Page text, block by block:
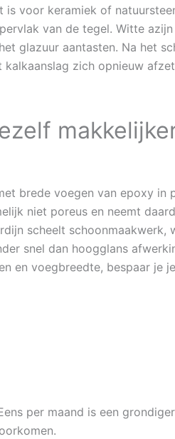
voor keramiek of
van de tegel. Witte
glazuur aantasten. Na het
zich opnieuw
brede voegen van epoxy in
niet poreus en neemt
scheelt schoonmaakwerk,
snel dan hoogglans
en voegbreedte, bespaar je
per maand is een grondiger